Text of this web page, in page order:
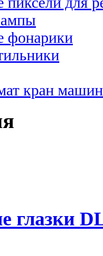
фонарики
кран
глазки